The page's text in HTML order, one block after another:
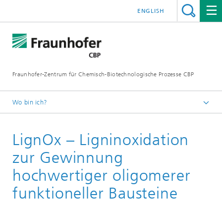
Fraunhofer-Zentrum für Chemisch-Biotechnologische Prozesse CBP
ENGLISH
Wo bin ich?
Projekte
LignOx – Ligninoxidation
zur Gewinnung
hochwertiger oligomerer
funktioneller Bausteine